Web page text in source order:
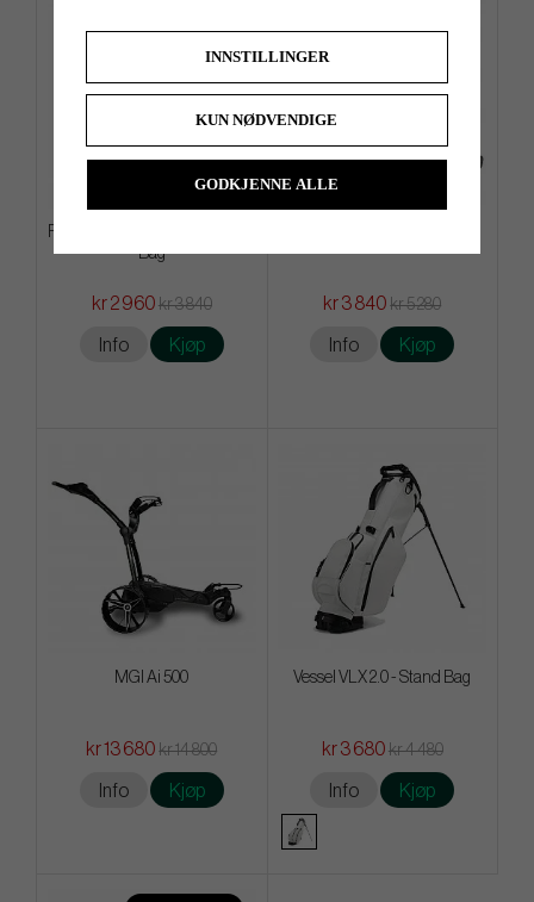
PXG Aloha 2026 Hybrid - Stand
Bag
kr 2 960 kr 3 840
Info Kjøp
kr 3 840 kr 5 280
Info Kjøp
MGI Ai 500
kr 13 680 kr 14 800
Info Kjøp
Vessel VLX 2.0 - Stand Bag
kr 3 680 kr 4 480
Info Kjøp
INNSTILLINGER
KUN NØDVENDIGE
GODKJENNE ALLE